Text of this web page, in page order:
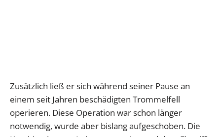
Zusätzlich ließ er sich während seiner Pause an
einem seit Jahren beschädigten Trommelfell
operieren. Diese Operation war schon länger
notwendig, wurde aber bislang aufgeschoben. Die